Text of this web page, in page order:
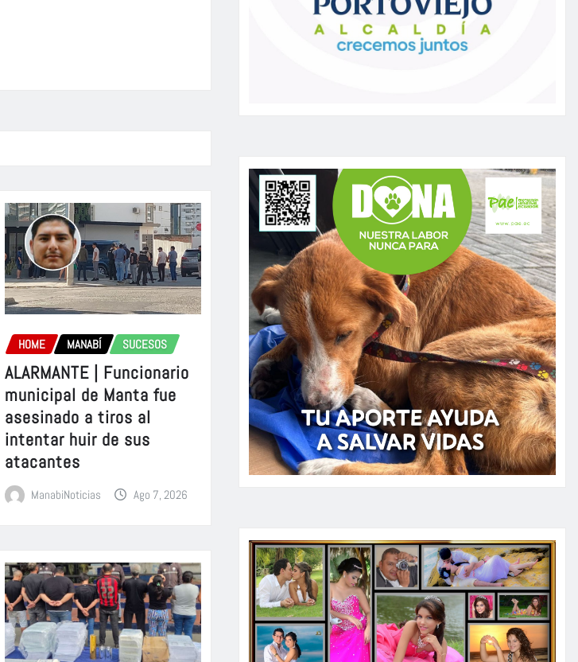
HOME MANABÍ SUCESOS
ALARMANTE | Funcionario
municipal de Manta fue
asesinado a tiros al
intentar huir de sus
atacantes
ManabiNoticias Ago 7, 2026